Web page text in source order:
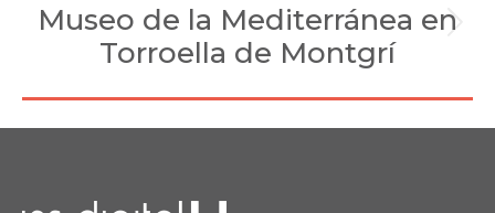
Proyecto
siguiente
Museo de la Mediterránea en
Torroella de Montgrí